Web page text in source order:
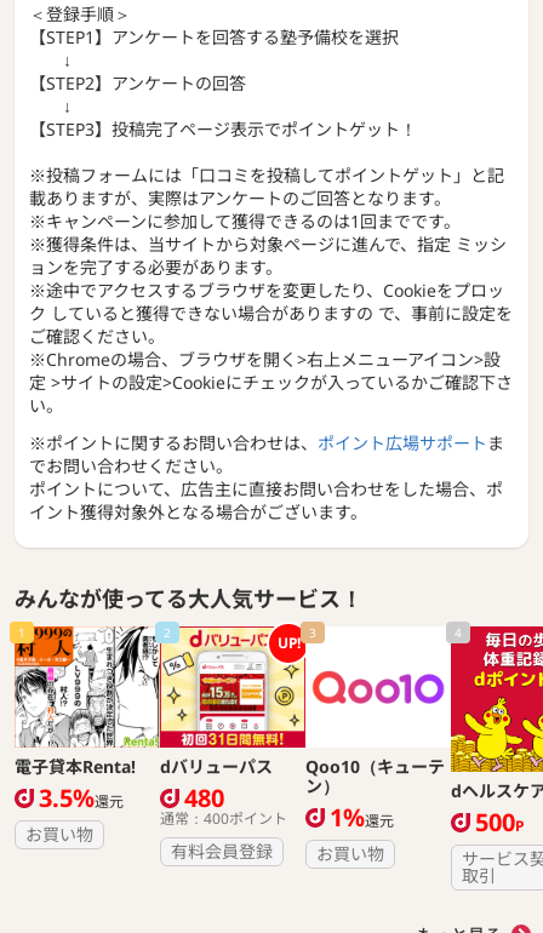
＜登録手順＞
【STEP1】アンケートを回答する塾予備校を選択
↓
【STEP2】アンケートの回答
↓
【STEP3】投稿完了ページ表示でポイントゲット！
※投稿フォームには「口コミを投稿してポイントゲット」と記
載ありますが、実際はアンケートのご回答となります。
※キャンペーンに参加して獲得できるのは1回までです。
※獲得条件は、当サイトから対象ページに進んで、指定 ミッシ
ョンを完了する必要があります。
※途中でアクセスするブラウザを変更したり、Cookieをプロッ
ク していると獲得できない場合がありますの で、事前に設定を
ご確認ください。
※Chromeの場合、ブラウザを開く>右上メニューアイコン>設
定 >サイトの設定>Cookieにチェックが入っているかご確認下さ
い。
※ポイントに関するお問い合わせは、 ポイント広場サポート ま
でお問い合わせください。
ポイントについて、広告主に直接お問い合わせをした場合、ポ
イント獲得対象外となる場合がございます。
みんなが使ってる大人気サービス！
1
電子貸本Renta!
3.5%還元
お買い物
2 UP!
dバリューパス
480
通常：400ポイント
有料会員登録
3
Qoo10（キューテ
ン）
1%還元
お買い物
4
dヘルスケ
500P
サービス
取引